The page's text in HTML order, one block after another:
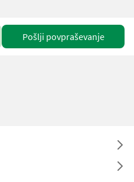
Pošlji povpraševanje